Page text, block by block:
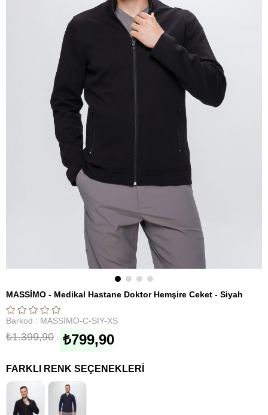
MASSİMO - Medikal Hastane Doktor Hemşire Ceket - Siyah
Barkod : MASSİMO-C-SIY-XS
₺1.399,90 ₺799,90
FARKLI RENK SEÇENEKLERI